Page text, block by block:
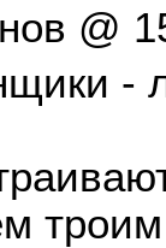
@
-